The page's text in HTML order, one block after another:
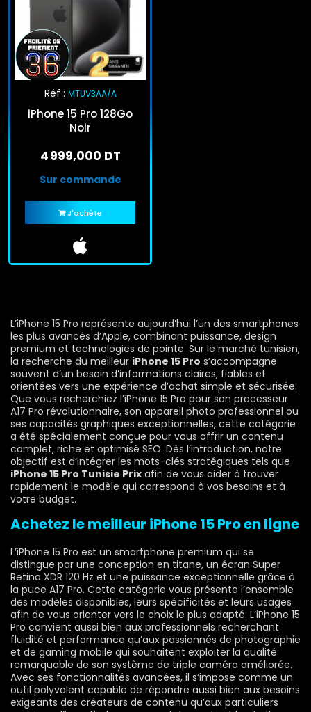
Réf : MTUV3AA/A
iPhone 15 Pro 128Go
Noir
4 999,000 DT
Sur commande
J'achète
L’iPhone 15 Pro représente aujourd’hui l’un des smartphones
les plus avancés d’Apple, combinant puissance, design
premium et technologies de pointe. Sur le marché tunisien,
la recherche du meilleur iPhone 15 Pro s’accompagne
souvent d’un besoin d’informations claires, fiables et
orientées vers une expérience d’achat simple et sécurisée.
Que vous recherchiez l’iPhone 15 Pro pour son processeur
A17 Pro révolutionnaire, son appareil photo professionnel ou
ses capacités graphiques exceptionnelles, cette catégorie
a été spécialement conçue pour vous offrir un contenu
complet, riche et optimisé SEO. Dès l’introduction, notre
objectif est d’intégrer les mots-clés stratégiques tels que
iPhone 15 Pro Tunisie Prix afin de vous aider à trouver
rapidement le modèle qui correspond à vos besoins et à
votre budget.
Achetez le meilleur iPhone 15 Pro en ligne
L’iPhone 15 Pro est un smartphone premium qui se
distingue par une conception en titane, un écran Super
Retina XDR 120 Hz et une puissance exceptionnelle grâce à
la puce A17 Pro. Cette catégorie vous présente l’ensemble
des modèles disponibles, leurs spécificités et leurs usages
afin de vous orienter vers le choix le plus adapté. L’iPhone 15
Pro convient aussi bien aux professionnels recherchant
fluidité et performance qu’aux passionnés de photographie
et de gaming mobile qui souhaitent exploiter la qualité
remarquable de son système de triple caméra améliorée.
Avec ses fonctionnalités avancées, il s’impose comme un
outil polyvalent capable de répondre aussi bien aux besoins
exigeants des créateurs de contenu qu’aux particuliers